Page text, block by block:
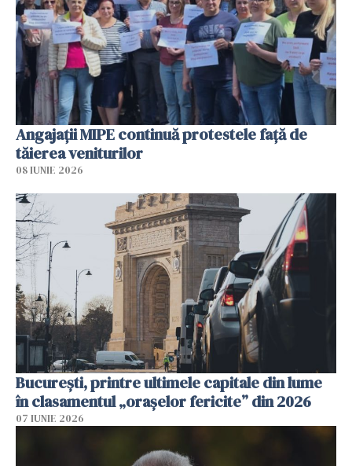
Angajaţii MIPE continuă protestele faţă de
tăierea veniturilor
08 IUNIE 2026
București, printre ultimele capitale din lume
în clasamentul „orașelor fericite” din 2026
07 IUNIE 2026